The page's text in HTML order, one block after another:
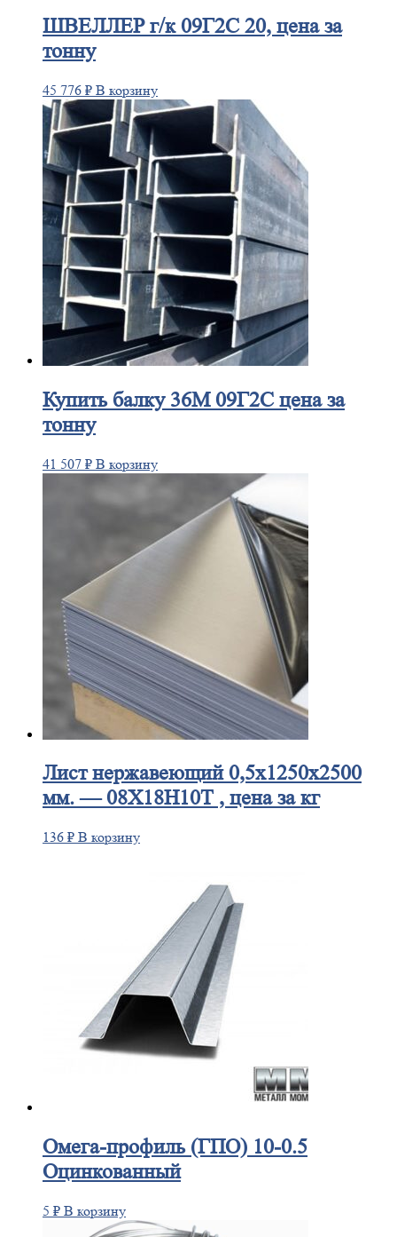
ШВЕЛЛЕРг/к 09Г2С 20, цена за
тонну
45 776 ₽ В корзину
Купитьбалку 36М 09Г2С цена за
тонну
41 507 ₽ В корзину
Листнержавеющий 0,5x1250x2500
мм. — 08Х18Н10Т , цена за кг
136 ₽ В корзину
Омега-профиль(ГПО) 10-0.5
Оцинкованный
5 ₽ В корзину